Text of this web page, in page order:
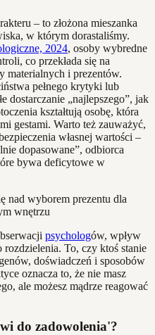
– to złożona mieszanka
w którym dorastaliśmy.
2024, osoby wybredne
co przekłada się na
materialnych i prezentów.
pełnego krytyki lub
dostarczanie „najlepszego”, jak
kształtują osobę, która
gestami. Warto też zauważyć,
własnej wartości –
dopasowane”, odbiorca
bywa deficytowe w
psychologów, wpływ
To, czy ktoś stanie
doświadczeń i sposobów
oznacza to, że nie masz
ale możesz mądrze reagować
do zadowolenia'?